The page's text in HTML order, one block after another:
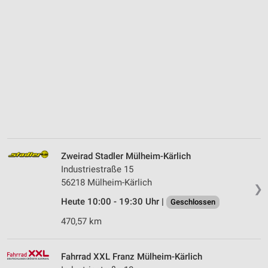
❯
Zweirad Stadler Mülheim-Kärlich
Industriestraße 15
56218 Mülheim-Kärlich
Heute 10:00 - 19:30 Uhr |
Geschlossen
470,57 km
Fahrrad XXL Franz Mülheim-Kärlich